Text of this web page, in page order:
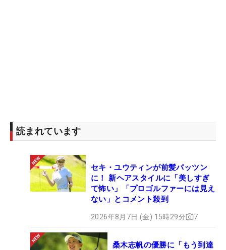
読まれています
セキ・ユウティンが前髪パッツン
に！ 新ヘアスタイルに「美しすぎ
て怖い」「プロゴルファーには見え
ない」とコメント殺到
2026年8月7日 (金) 15時29分 7
桑木志帆の優勝に「もう到達